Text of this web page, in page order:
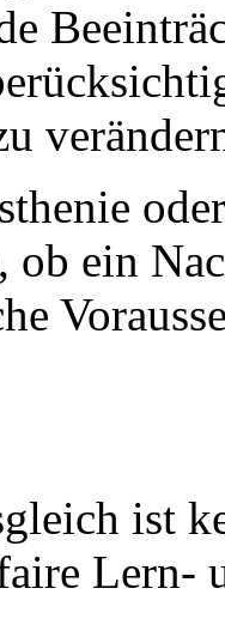
ob ein
ist
Lern-